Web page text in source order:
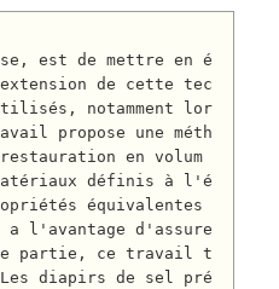
de cette tec
notamment lor
propose une méth
en volum
définis à l'é
équivalentes
l'avantage d'assure
partie, ce travail t
diapirs de sel pré